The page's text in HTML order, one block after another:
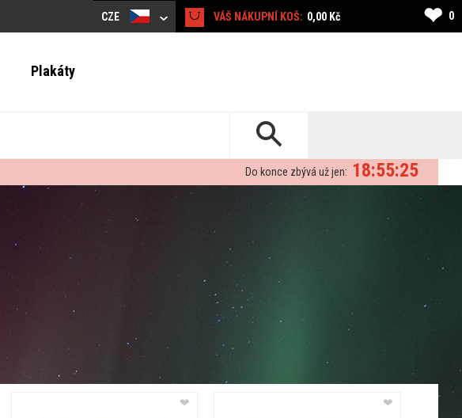
CZE VÁŠ NÁKUPNÍ KOŠ: 0,00 Kč ❤ 0
Plakáty
18:55:24
Do konce zbývá už jen:
❤ ❤